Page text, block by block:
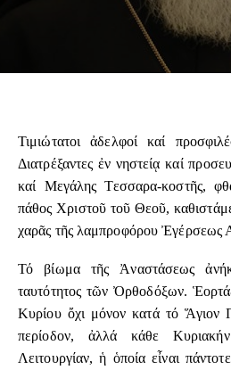
Τιμιώτατοι ἀδελφοί καί
Διατρέξαντες ἐν νηστείᾳ καί
καί Μεγάλης Τεσσαρα-κοστῆς,
πάθος Χριστοῦ τοῦ Θεοῦ,
χαρᾶς τῆς λαμπροφόρου Ἐγέρσεως
Τό βίωμα τῆς Ἀναστάσεως
ταυτότητος τῶν Ὀρθοδόξων.
Κυρίου ὄχι μόνον κατά τό Ἅγιον
περίοδον, ἀλλά κάθε
Λειτουργίαν, ἡ ὁποία εἶναι